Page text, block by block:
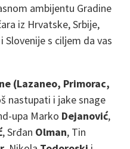
ambijentu Gradine
iz Hrvatske, Srbije,
Slovenije s ciljem da vas
(Lazaneo, Primorac,
nastupati i jake snage
upa Marko Dejanović,
, Srđan Olman, Tin